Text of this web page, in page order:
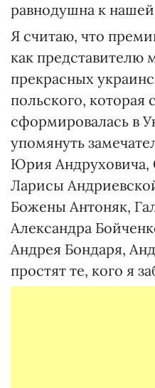
равнодушна к
Я считаю, что
как представителю
прекрасных
польского, которая
сформировалась в
упомянуть
Юрия Андруховича,
Ларисы
Божены Антоняк,
Александра
Андрея Бондаря,
простят те, кого я